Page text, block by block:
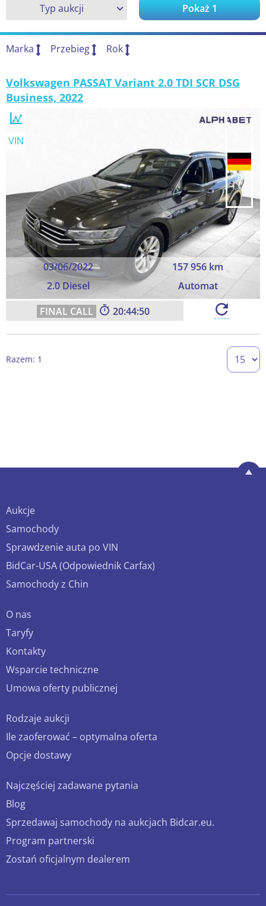
Typ aukcji Pokaż1
Marka Przebieg Rok
Volkswagen PASSAT Variant 2.0 TDI SCR DSG
Business, 2022
03/06/2022
157 956 km
2.0 Diesel
Automat
VIN
20:44:49
Razem: 1
Aukcje
Samochody
Sprawdzenie auta po VIN
BidCar-USA (Odpowiednik Carfax)
Samochody z Chin
O nas
Taryfy
Kontakty
Wsparcie techniczne
Umowa oferty publicznej
Rodzaje aukcji
Ile zaoferować – optymalna oferta
Opcje dostawy
Najczęściej zadawane pytania
Blog
Sprzedawaj samochody na aukcjach Bidcar.eu.
Program partnerski
Zostań oficjalnym dealerem